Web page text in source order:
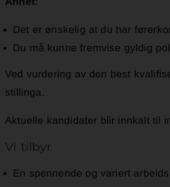
Det er ønskelig at du har
Du må kunne fremvise gyldig
Ved vurdering av den best
stillinga.
Aktuelle kandidater blir innkalt til
Vi tilbyr
En spennende og variert